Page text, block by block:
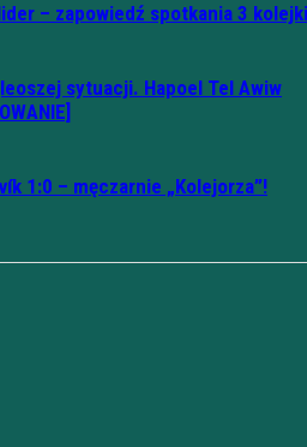
– zapowiedź spotkania 3 kolejki
sytuacji. Hapoel Tel Awiw
1:0 – męczarnie „Kolejorza”!